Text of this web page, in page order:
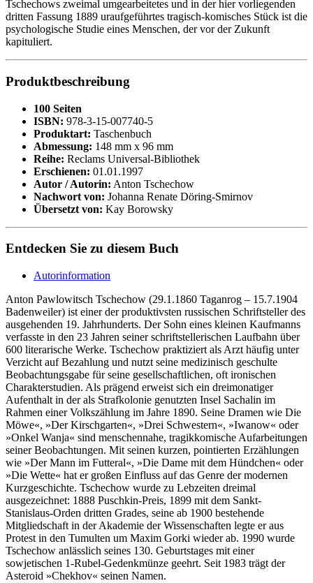
Tschechows zweimal umgearbeitetes und in der hier vorliegenden
dritten Fassung 1889 uraufgeführtes tragisch-komisches Stück ist die
psychologische Studie eines Menschen, der vor der Zukunft
kapituliert.
Produktbeschreibung
100 Seiten
ISBN: 978-3-15-007740-5
Produktart: Taschenbuch
Abmessung: 148 mm x 96 mm
Reihe: Reclams Universal-Bibliothek
Erschienen: 01.01.1997
Autor / Autorin: Anton Tschechow
Nachwort von: Johanna Renate Döring-Smirnov
Übersetzt von: Kay Borowsky
Entdecken Sie zu diesem Buch
Autorinformation
Anton Pawlowitsch Tschechow (29.1.1860 Taganrog – 15.7.1904
Badenweiler) ist einer der produktivsten russischen Schriftsteller des
ausgehenden 19. Jahrhunderts. Der Sohn eines kleinen Kaufmanns
verfasste in den 23 Jahren seiner schriftstellerischen Laufbahn über
600 literarische Werke. Tschechow praktiziert als Arzt häufig unter
Verzicht auf Bezahlung und nutzt seine medizinisch geschulte
Beobachtungsgabe für seine gesellschaftlichen, oft ironischen
Charakterstudien. Als prägend erweist sich ein dreimonatiger
Aufenthalt in der als Strafkolonie genutzten Insel Sachalin im
Rahmen einer Volkszählung im Jahre 1890. Seine Dramen wie Die
Möwe«, »Der Kirschgarten«, »Drei Schwestern«, »Iwanow« oder
»Onkel Wanja« sind menschennahe, tragikkomische Aufarbeitungen
seiner Beobachtungen. Mit seinen kurzen, pointierten Erzählungen
wie »Der Mann im Futteral«, »Die Dame mit dem Hündchen« oder
»Die Wette« hat er großen Einfluss auf das Genre der modernen
Kurzgeschichte. Tschechow wurde zu Lebzeiten dreimal
ausgezeichnet: 1888 Puschkin-Preis, 1899 mit dem Sankt-
Stanislaus-Orden dritten Grades, seine ab 1900 bestehende
Mitgliedschaft in der Akademie der Wissenschaften legte er aus
Protest in den Tumulten um Maxim Gorki wieder ab. 1990 wurde
Tschechow anlässlich seines 130. Geburtstages mit einer
sowjetischen 1-Rubel-Gedenkmünze geehrt. Seit 1983 trägt der
Asteroid »Chekhov« seinen Namen.